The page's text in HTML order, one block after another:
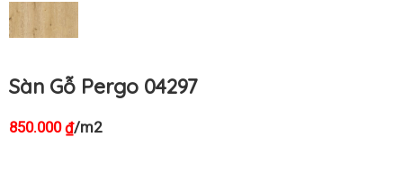
Sàn Gỗ Pergo 04297
850.000₫/m2